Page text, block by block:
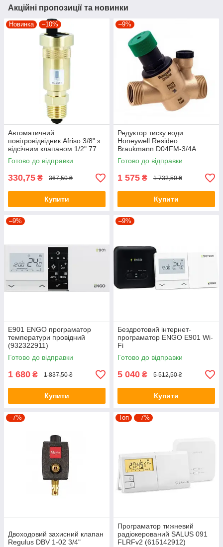
Акційні пропозиції та новинки
Новинка –10%
Автоматичний
повітровідвідник Afriso 3/8" з
відсічним клапаном 1/2" 77
735 10
Готово до відправки
330,75 ₴ 367,50 ₴
Купити
–9%
Редуктор тиску води
Honeywell Resideo
Braukmann D04FM-3/4A
Готово до відправки
1 575 ₴ 1 732,50 ₴
Купити
–9%
E901 ENGO програматор
температури провідний
(932322911)
Готово до відправки
1 680 ₴ 1 837,50 ₴
Купити
–9%
Бездротовий інтернет-
програматор ENGO E901 Wi-
Fi
Готово до відправки
5 040 ₴ 5 512,50 ₴
Купити
–7%
Двоходовий захисний клапан
Regulus DBV 1-02 3/4"
Топ –7%
Програматор тижневий
радіокерований SALUS 091
FLRFv2 (615142912)